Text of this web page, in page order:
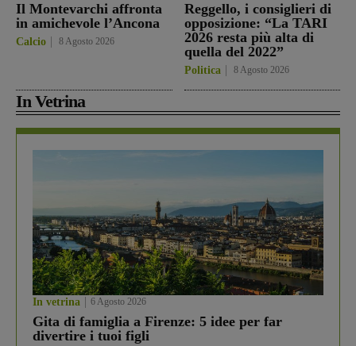
Il Montevarchi affronta
in amichevole l’Ancona
Calcio 8 Agosto 2026
Reggello, i consiglieri di
opposizione: “La TARI
2026 resta più alta di
quella del 2022”
Politica 8 Agosto 2026
In Vetrina
In vetrina 6 Agosto 2026
Gita di famiglia a Firenze: 5 idee per far
divertire i tuoi figli